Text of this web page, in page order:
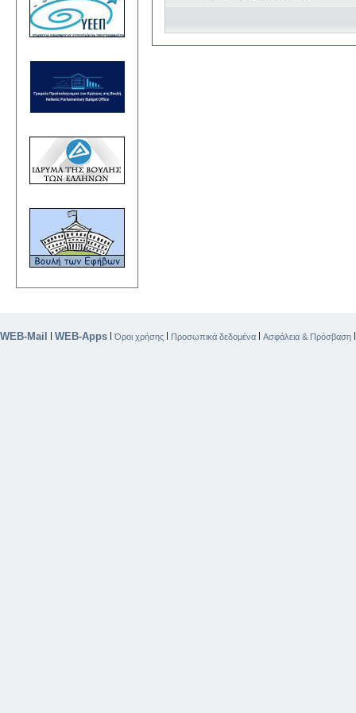
WEB-Mail WEB-Apps |Όροι χρήσης Προσωπικά δεδομένα Ασφάλεια & Πρόσβαση